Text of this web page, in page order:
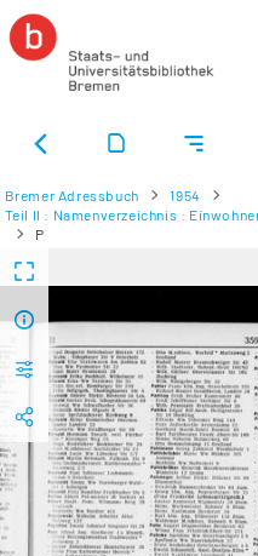
Bremer Adressbuch
1954
Teil II : Namenverzeichnis :
P